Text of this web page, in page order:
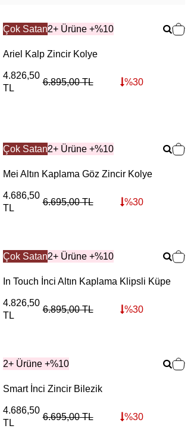
Çok Satan2+ Ürüne +%10
Ariel Kalp Zincir Kolye
4.826,50
TL
6.895,00TL %30
Çok Satan2+ Ürüne +%10
Mei Altın Kaplama Göz Zincir Kolye
4.686,50
TL
6.695,00TL %30
Çok Satan2+ Ürüne +%10
In Touch İnci Altın Kaplama Klipsli Küpe
4.826,50
TL
6.895,00TL %30
2+ Ürüne +%10
Smart İnci Zincir Bilezik
4.686,50
TL
6.695,00TL %30